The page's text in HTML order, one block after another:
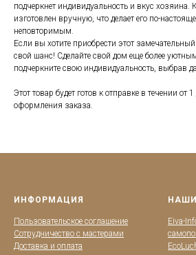
подчеркнет индивидуальность и вкус хозяина.
изготовлен вручную, что делает его по-
неповторимым.
Если вы хотите приобрести этот
свой шанс! Сделайте свой дом еще более
подчеркните свою индивидуальность, выбрав
Этот товар будет готов к отправке в течении от
оформления заказа.
ИНФОРМАЦИЯ
Пользовательское соглашение
Сотрудничество с мастерами
Доставка и оплата
Eiva-